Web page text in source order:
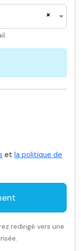
×
et la politique de
redirigé vers une